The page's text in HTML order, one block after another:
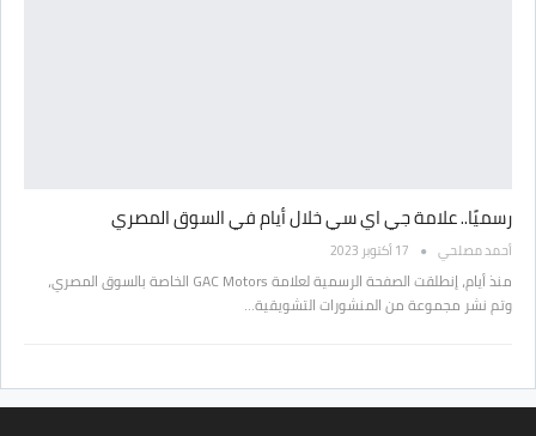
رسميًا.. علامة جي اي سي خلال أيام في السوق المصري
أحمد مصلحي 17 أكتوبر 2023
منذ أيام، إنطلقت الصفحة الرسمية لعلامة GAC Motors الخاصة بالسوق المصري،
وتم نشر مجموعة من المنشورات التشويقية…